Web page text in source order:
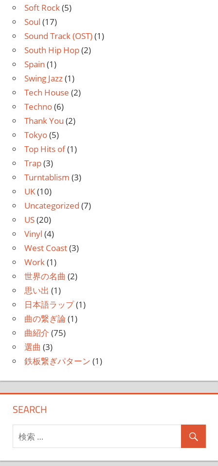
Soft Rock(5)
Soul (17)
Sound Track (OST)(1)
South Hip Hop(2)
Spain (1)
Swing Jazz(1)
Tech House (2)
Techno(6)
Thank You (2)
Tokyo(5)
Top Hits of(1)
Trap(3)
Turntablism (3)
UK(10)
Uncategorized (7)
US(20)
Vinyl (4)
West Coast(3)
Work(1)
世界の名曲 (2)
思い出 (1)
日本語ラップ(1)
曲の繋ぎ論 (1)
曲紹介 (75)
選曲 (3)
鉄板繋ぎパターン (1)
SEARCH